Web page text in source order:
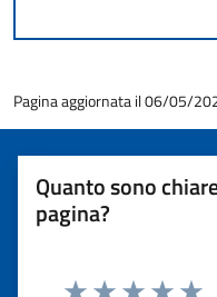
Pagina aggiornata il 06/05/
Quanto sono
pagina?